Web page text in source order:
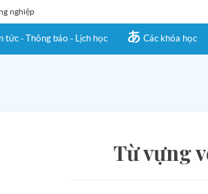
nghiệp
tức - Thông báo - Lịch học Các khóa học
Từ vựng